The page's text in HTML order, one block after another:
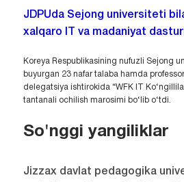
JDPUda Sejong universiteti
xalqaro IT va madaniyat
Koreya Respublikasining nufuzli Sejong
buyurgan 23 nafar talaba hamda
delegatsiya ishtirokida “WFK IT
tantanali ochilish marosimi bo‘lib o‘tdi.
So'nggi yangiliklar
Jizzax davlat pedagogika